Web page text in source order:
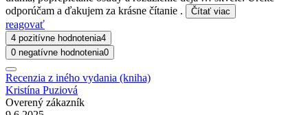
odporúčam a ďakujem za krásne čítanie .
Čítať viac
reagovať
4 pozitívne hodnotenia4
0 negatívne hodnotenia0
Recenzia z iného vydania (kniha)
Kristína Puziová
Overený zákazník